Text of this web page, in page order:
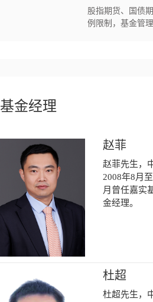
股指期货、国债
例限制，基金管
基金经理
赵菲
赵菲先生，
2008年8月
月曾任嘉实
金经理。
杜超
杜超先生，